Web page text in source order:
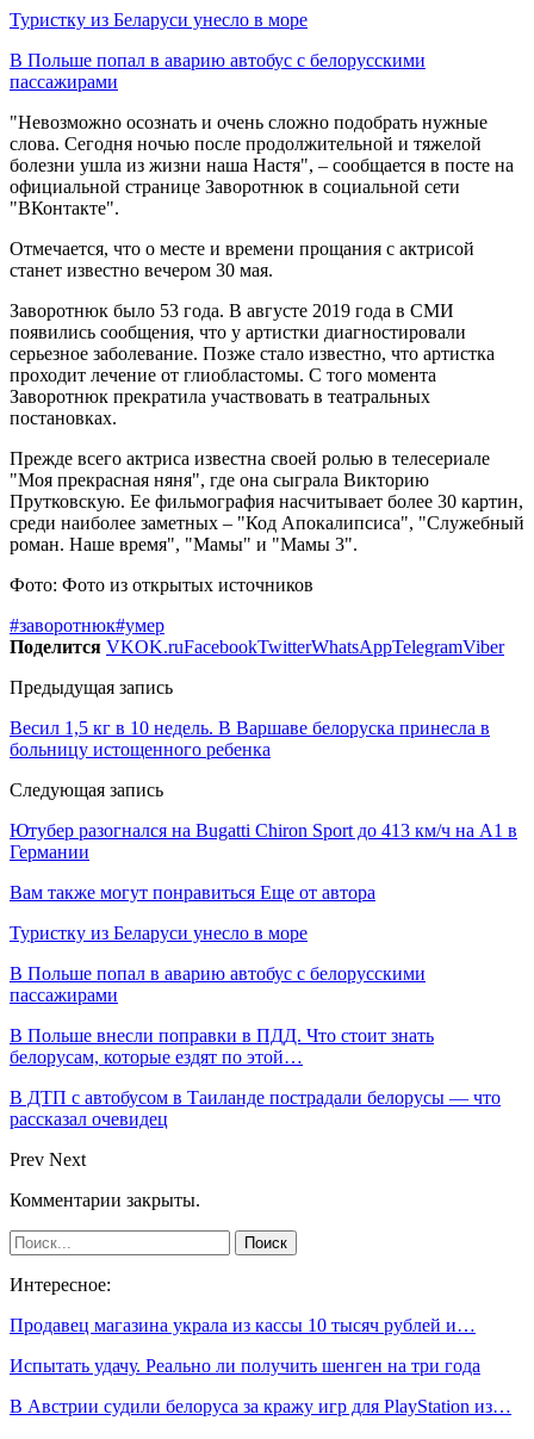
Туристку из Беларуси унесло в море
В Польше попал в аварию автобус с белорусскими
пассажирами
"Невозможно осознать и очень сложно подобрать нужные
слова. Сегодня ночью после продолжительной и тяжелой
болезни ушла из жизни наша Настя", – сообщается в посте на
официальной странице Заворотнюк в социальной сети
"ВКонтакте".
Отмечается, что о месте и времени прощания с актрисой
станет известно вечером 30 мая.
Заворотнюк было 53 года. В августе 2019 года в СМИ
появились сообщения, что у артистки диагностировали
серьезное заболевание. Позже стало известно, что артистка
проходит лечение от глиобластомы. С того момента
Заворотнюк прекратила участвовать в театральных
постановках.
Прежде всего актриса известна своей ролью в телесериале
"Моя прекрасная няня", где она сыграла Викторию
Прутковскую. Ее фильмография насчитывает более 30 картин,
среди наиболее заметных – "Код Апокалипсиса", "Служебный
роман. Наше время", "Мамы" и "Мамы 3".
Фото: Фото из открытых источников
#заворотнюк#умер
Поделится VKOK.ruFacebookTwitterWhatsAppTelegramViber
Предыдущая запись
Весил 1,5 кг в 10 недель. В Варшаве белоруска принесла в
больницу истощенного ребенка
Следующая запись
Ютубер разогнался на Bugatti Chiron Sport до 413 км/ч на А1 в
Германии
Вам также могут понравиться Еще от автора
Туристку из Беларуси унесло в море
В Польше попал в аварию автобус с белорусскими
пассажирами
В Польше внесли поправки в ПДД. Что стоит знать
белорусам, которые ездят по этой…
В ДТП с автобусом в Таиланде пострадали белорусы — что
рассказал очевидец
Prev Next
Комментарии закрыты.
Интересное:
Продавец магазина украла из кассы 10 тысяч рублей и…
Испытать удачу. Реально ли получить шенген на три года
В Австрии судили белоруса за кражу игр для PlayStation из…